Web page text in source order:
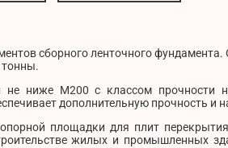
сборного ленточного
тонны.
не ниже М200 с классом прочности
дополнительную прочность и
площадки для плит
жилых и промышленных